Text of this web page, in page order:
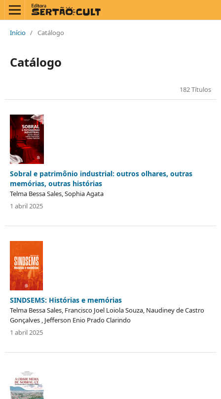
Início / Catálogo
Catálogo
182 Títulos
Sobral e patrimônio industrial: outros olhares, outras
memórias, outras histórias
Telma Bessa Sales, Sophia Agata
1 abril 2025
SINDSEMS: Histórias e memórias
Telma Bessa Sales, Francisco Joel Loiola Souza, Naudiney de Castro
Gonçalves , Jefferson Enio Prado Clarindo
1 abril 2025